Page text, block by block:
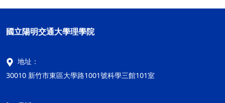
國立陽明交通大學理學院
地址：
30010 新竹市東區大學路1001號科學三館101室